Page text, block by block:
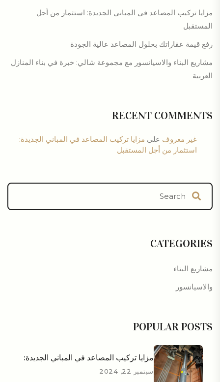
مزايا تركيب المصاعد في المباني الجديدة: استثمار من أجل
المستقبل
رفع قيمة عقاراتك بحلول المصاعد عالية الجودة
مشاريع البناء والاسيانسور مع مجموعة شالي: خبرة في بناء المنازل
العربية
RECENT COMMENTS
غير معروف على مزايا تركيب المصاعد في المباني الجديدة:
استثمار من أجل المستقبل
CATEGORIES
مشاريع البناء
والاسيانسور
POPULAR POSTS
مزايا تركيب المصاعد في المباني الجديدة:
سبتمبر 22, 2024